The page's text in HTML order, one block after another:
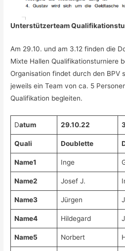
Unterstützerteam
Am 29.10. und am 3.12 finden die
Mixte Hallen Qualifikationsturniere
Organisation findet durch den BPV
jeweils ein Team von ca. 5
Qualifikation begleiten.
Datum 29.10.22
Quali Doublette
Name1 Inge
Name2 Josef J.
Name3 Jürgen
Name4 Hildegard
Name5 Norbert